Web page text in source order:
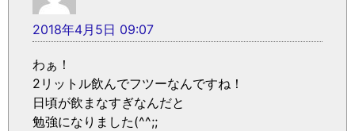
2018年4月5日 09:07
わぁ！
2リットル飲んでフツーなんですね！
日頃が飲まなすぎなんだと
勉強になりました(^^;;